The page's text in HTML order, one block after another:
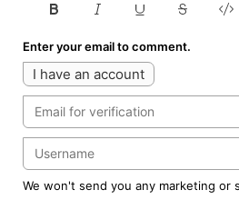
Enter your email to comment.
I have an account
We won't send you any marketing or